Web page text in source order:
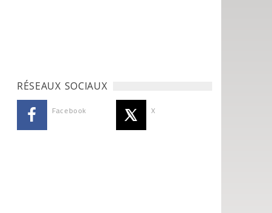
RÉSEAUX SOCIAUX
Facebook X